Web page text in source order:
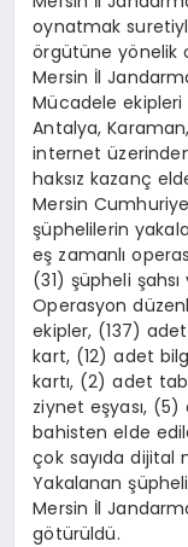
oynatmak
örgütüne yönelik
Mersin İl
Mücadele
Antalya,
internet
haksız kazanç
Mersin
şüphelilerin
eş zamanlı
(31) şüpheli
Operasyon
ekipler, (137)
kart, (12) adet
kartı, (2) adet
ziynet eşyası, (5)
bahisten elde
çok sayıda dijital
Yakalanan
Mersin İl
götürüldü.